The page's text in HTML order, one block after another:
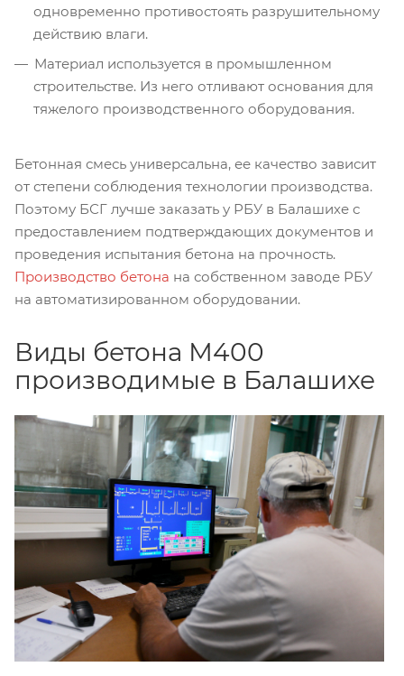
одновременно противостоять разрушительному
действию влаги.
Материал используется в промышленном
строительстве. Из него отливают основания для
тяжелого производственного оборудования.
Бетонная смесь универсальна, ее качество зависит
от степени соблюдения технологии производства.
Поэтому БСГ лучше заказать у РБУ в Балашихе с
предоставлением подтверждающих документов и
проведения испытания бетона на прочность.
Производство бетона на собственном заводе РБУ
на автоматизированном оборудовании.
Виды бетона М400
производимые в Балашихе